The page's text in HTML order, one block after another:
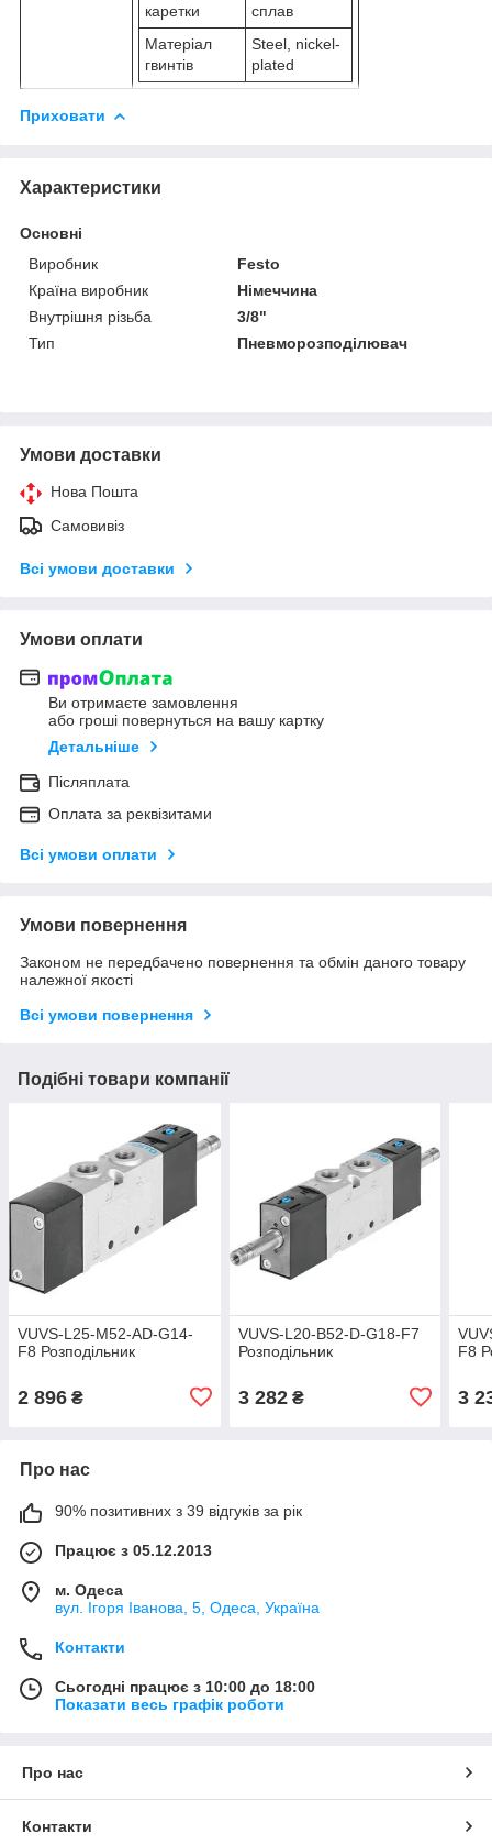
каретки
сплав
Матеріал
гвинтів
Steel, nickel-
plated
Приховати
Характеристики
Основні
Виробник
Festo
Країна виробник
Німеччина
Внутрішня різьба
3/8"
Тип
Пневморозподілювач
Умови доставки
Нова Пошта
Самовивіз
Всі умови доставки
Умови оплати
Ви отримаєте замовлення
або гроші повернуться на вашу картку
Детальніше
Післяплата
Оплата за реквізитами
Всі умови оплати
Умови повернення
Законом не передбачено повернення та обмін даного товару
належної якості
Всі умови повернення
Подібні товари компанії
VUVS-L25-M52-AD-G14-
F8 Розподільник
2 896 ₴
VUVS-L20-B52-D-G18-F7
Розподільник
3 282₴
F8
3
Про нас
90% позитивних з 39 відгуків за рік
Працює з 05.12.2013
м. Одеса
вул. Ігоря Іванова, 5, Одеса, Україна
Контакти
Сьогодні працює з 10:00 до 18:00
Показати весь графік роботи
Про нас
Контакти